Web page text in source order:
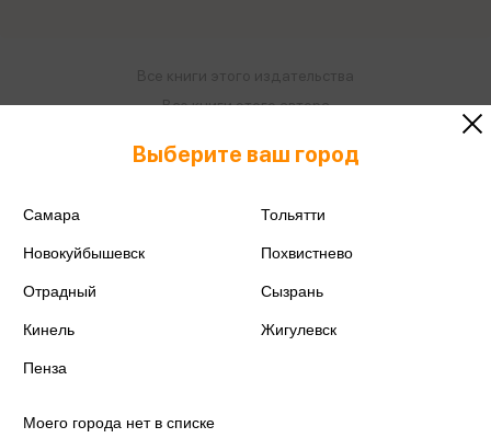
ISBN 978-5-17-114087-8
Все книги этого автора
Поделиться
Выберите ваш город
Самара Тольятти
Новокуйбышевск Похвистнево
Отрадный Сызрань
Кинель Жигулевск
Пенза
Моего города нет в списке